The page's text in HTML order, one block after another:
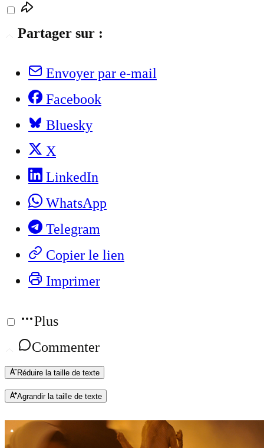
Partager sur :
Envoyer par e-mail
Facebook
Bluesky
X
LinkedIn
WhatsApp
Telegram
Copier le lien
Imprimer
Plus
Commenter
Réduire la taille de texte
Agrandir la taille de texte